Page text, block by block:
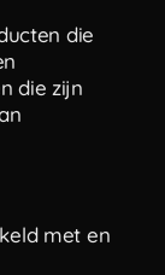
die
die zijn
met en